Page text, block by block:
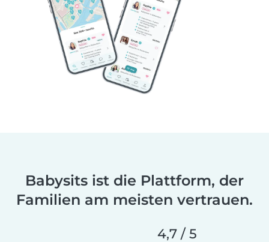
Babysits ist die Plattform, der
Familien am meisten vertrauen.
4,7 / 5